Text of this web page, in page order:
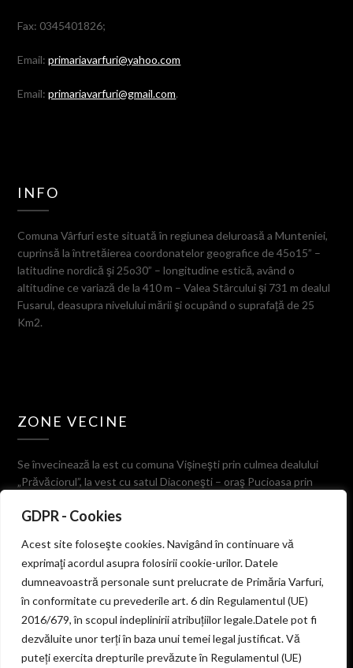
GDPR - Cookies
Acest site foloseşte cookies. Navigând în continuare vă
exprimaţi acordul asupra folosirii cookie-urilor. Datele
dumneavoastră personale sunt prelucrate de Primăria Varfuri,
în conformitate cu prevederile art. 6 din Regulamentul (UE)
2016/679, în scopul indeplinirii atribuțiilor legale.Datele pot fi
dezvăluite unor terți în baza unui temei legal justificat. Vă
puteți exercita drepturile prevăzute în Regulamentul (UE)
Fax: 0345401826;
Email:primariavarfuri@yahoo.com
Email:primariavarfuri@gmail.com.
INFO
Comuna Vârfuri este situată în regiunea deluroasă a Munteniei,
cuprinsă la întretăierea coordonatelor geografice de 45o15” –
latitudine nordică şi 25o30” – longitudine estică, având o
altitudine ce variază de la 410 m – Valea Stârcului şi 731 m dealul
Fusarul, deasupra nivelului mării şi ocupând o suprafaţă de 25
Km2.
ZONE VECINE
Se învecinează la est cu comuna Vişineşti prin culmea dealului
„Prăvăciorul”, la vest cu satul Diaconeşti – oraş Pucioasa prin
despărţită prin Valea Stârcului, dealurile Prigorile, Tigerului şi
Cojoiu, Fusaru şi Miercanu.
© 2026 PRIMARIA COMUNEI VARFURI